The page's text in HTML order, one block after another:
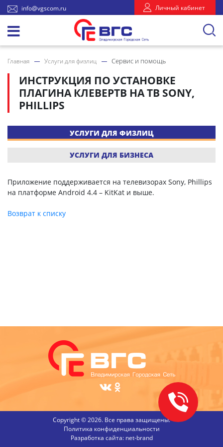
info@vgscom.ru Личный кабинет
Главная Услуги для физлиц Сервис и помощь
ИНСТРУКЦИЯ ПО УСТАНОВКЕ
ПЛАГИНА КЛЕВЕРТВ НА ТВ SONY,
PHILLIPS
УСЛУГИ ДЛЯ ФИЗЛИЦ
УСЛУГИ ДЛЯ БИЗНЕСА
Приложение поддерживается на телевизорах Sony, Phillips
на платформе Android 4.4 – KitKat и выше.
Возврат к списку
Copyright © 2026. Все права защищены.
Политика конфиденциальности
Разработка сайта: net-brand